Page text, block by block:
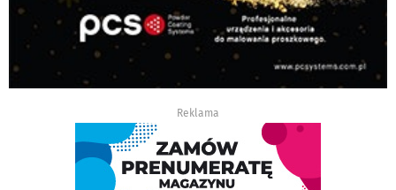
Reklama